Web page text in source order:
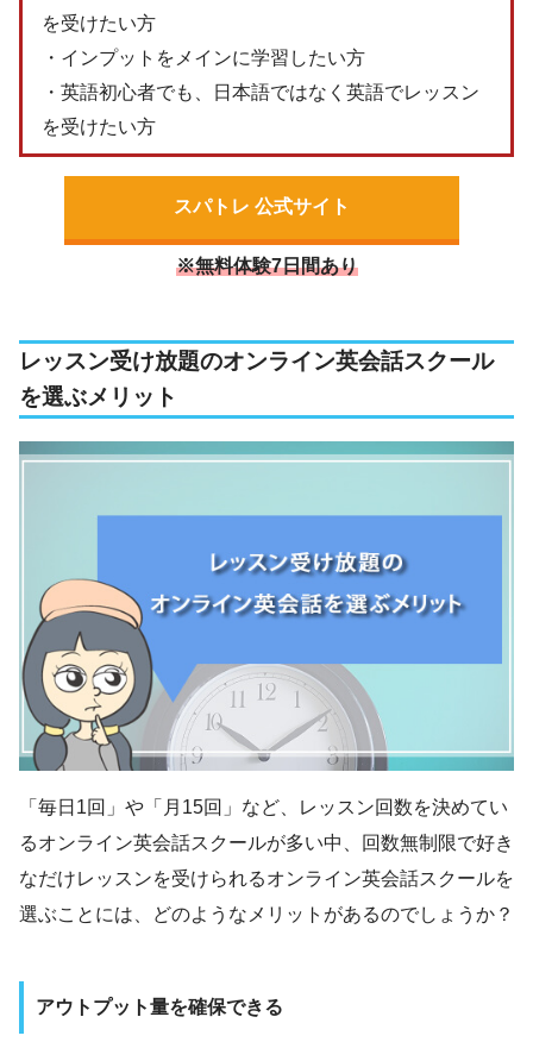
を受けたい方
・インプットをメインに学習したい方
・英語初心者でも、日本語ではなく英語でレッスン
を受けたい方
スパトレ 公式サイト
※無料体験7日間あり
レッスン受け放題のオンライン英会話スクール
を選ぶメリット
「毎日1回」や「月15回」など、レッスン回数を決めてい
るオンライン英会話スクールが多い中、回数無制限で好き
なだけレッスンを受けられるオンライン英会話スクールを
選ぶことには、どのようなメリットがあるのでしょうか？
アウトプット量を確保できる